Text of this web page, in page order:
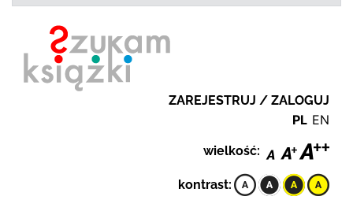
ZAREJESTRUJ / ZALOGUJ
PL EN
wielkość:
kontrast: